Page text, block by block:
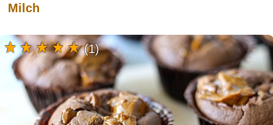
Milch
(1)